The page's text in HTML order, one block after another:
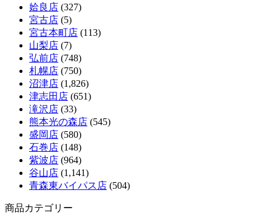
姶良店 (327)
宮古店 (5)
宮古本町店 (113)
山梨店 (7)
弘前店 (748)
札幌店 (750)
沼津店 (1,826)
津志田店 (651)
滝沢店 (33)
熊本光の森店 (545)
盛岡店 (580)
石巻店 (148)
紫波店 (964)
谷山店 (1,141)
青森東バイパス店 (504)
商品カテゴリー